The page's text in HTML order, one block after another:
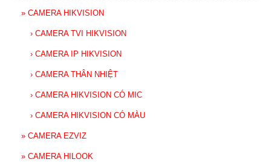
» CAMERA HIKVISION
› CAMERA TVI HIKVISION
› CAMERA IP HIKVISION
› CAMERA THÂN NHIỆT
› CAMERA HIKVISION CÓ MIC
› CAMERA HIKVISION CÓ MÀU
» CAMERA EZVIZ
» CAMERA HILOOK